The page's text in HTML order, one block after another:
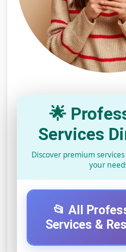
🌟
Services
Discover premium
your
📂 All
Services &